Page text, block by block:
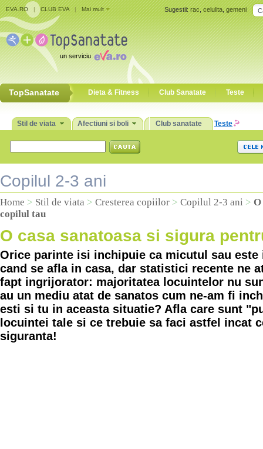
Sugestii: rac,celulita,gemeni
EVA.RO | CLUB EVA | Mai mult
un serviciu
TopSanatate Dieta & Fitness Club Sanatate Teste
Stil de viata Afectiuni si boli Club sanatate Teste
Copilul 2-3 ani
Home > Stil de viata > Cresterea copiilor > Copilul 2-3 ani > O
copilul tau
O casa sanatoasa si sigura
Orice parinte isi inchipuie ca micutul sau
cand se afla in casa, dar statistici recente ne
fapt ingrijorator: majoritatea locuintelor nu
au un mediu atat de sanatos cum ne-am fi
esti si tu in aceasta situatie? Afla care sunt
locuintei tale si ce trebuie sa faci astfel incat
siguranta!